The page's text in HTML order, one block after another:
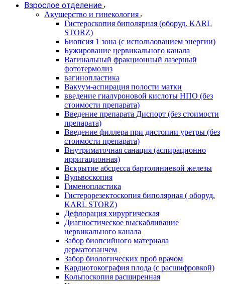
Взрослое отделение
Акушерство и гинекология
Гистероскопия биполярная (оборуд. KARL
STORZ)
Биопсия 1 зона (с использованием энергии)
Бужирование цервикального канала
Вагинальный фракционный лазерный
фототермолиз
вагинопластика
Вакуум-аспирация полости матки
введение гиалуроновой кислоты НПО (без
стоимости препарата)
Введение препарата Диспорт (без стоимости
препарата)
Введение филлера при дистопии уретры (без
стоимости препарата)
Внутриматочная санация (аспирационно
ирригационная)
Вскрытие абсцесса бартолиниевой железы
Вульвоскопия
Гименопластика
Гистерорезектоскопия биполярная ( оборуд.
KARL STORZ)
Дефлорация хирургическая
Диагностическое выскабливание
цервикального канала
Забор биопсийного материала
дерматопанчем
Забор биологических проб врачом
Кардиотокография плода (с расшифровкой)
Кольпоскопия расширенная